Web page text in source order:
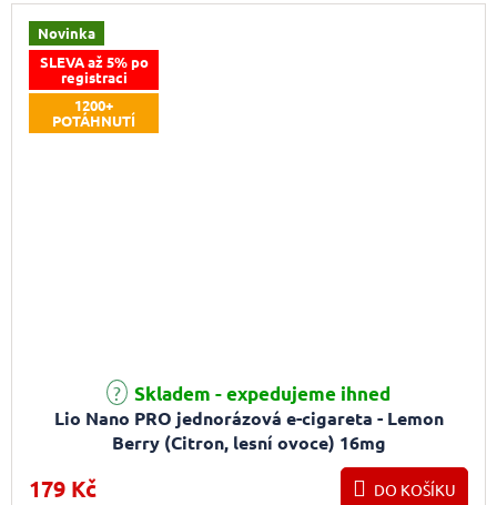
Novinka
SLEVA až 5% po
registraci
1200+
POTÁHNUTÍ
Lio Nano PRO jednorázová e-cigareta - Lemon
Berry (Citron, lesní ovoce) 16mg
Skladem - expedujeme ihned
179 Kč DO KOŠÍKU